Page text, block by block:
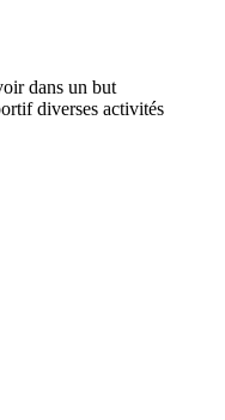
dans un but
diverses activités